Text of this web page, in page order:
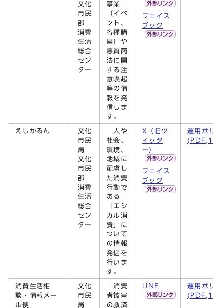
文化
市民
部
消費
生活
総合
セン
ター
事業
（イベ
ント、
各種講
座）や
悪質商
法に関
する注
意喚起
等の情
報を発
信しま
す。
フェイス
ブック
えしかるん
文化
市民
局
文化
市民
部
消費
生活
総合
セン
ター
人や
社会、
環境、
地域に
配慮し
た消費
行動で
ある
「エシ
カル消
費」に
ついて
の情報
発信を
行いま
す。
X（旧ツ
イッタ
ー）
フェイス
ブック
運用ポリ
消費生活相
談・情報メー
ル便
文化
市民
局
消費
者被害
の救済
LINE
運用ポリ